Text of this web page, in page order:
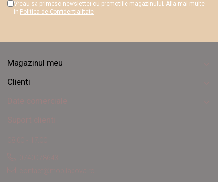
Vreau sa primesc newsletter cu promotiile magazinului. Afla mai multe
in Politica de Confidentialitate
Magazinul meu
Clienti
0740078643